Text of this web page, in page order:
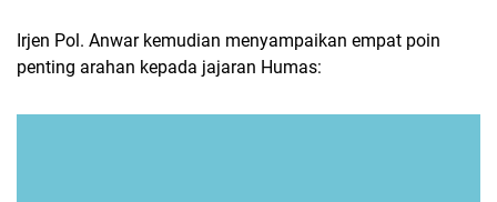
Irjen Pol. Anwar kemudian menyampaikan empat poin
penting arahan kepada jajaran Humas: